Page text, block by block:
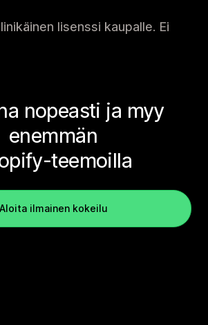
lisenssi kaupalle. Ei
nopeasti ja myy
enemmän
teemoilla
Aloita ilmainen kokeilu